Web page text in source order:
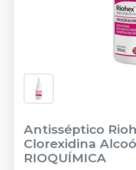
Antisséptico
Clorexidina
RIOQUÍMICA